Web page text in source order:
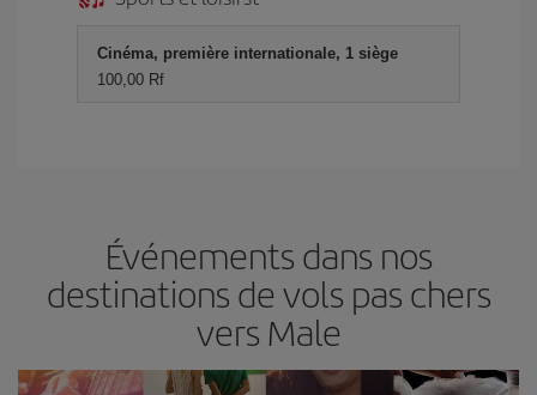
Cinéma, première internationale, 1 siège
100,00 Rf
Événements dans nos
destinations de vols pas chers
vers Male